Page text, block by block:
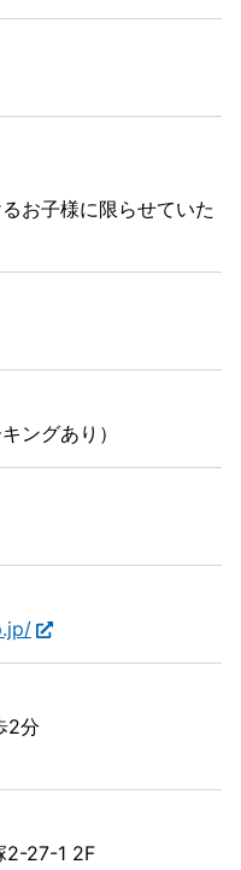
お子様に限らせていた
ングあり）
2分
2-27-1 2F